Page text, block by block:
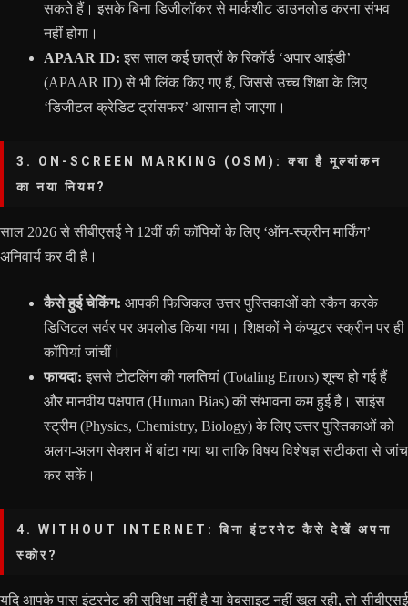
सकते हैं। इसके बिना डिजीलॉकर से मार्कशीट डाउनलोड करना संभव
नहीं होगा।
APAAR ID: इस साल कई छात्रों के रिकॉर्ड ‘अपार आईडी’
(APAAR ID) से भी लिंक किए गए हैं, जिससे उच्च शिक्षा के लिए
‘डिजीटल क्रेडिट ट्रांसफर’ आसान हो जाएगा।
3. ON-SCREEN MARKING (OSM): क्या है मूल्यांकन
का नया नियम?
साल 2026 से सीबीएसई ने 12वीं की कॉपियों के लिए ‘ऑन-स्क्रीन मार्किंग’
अनिवार्य कर दी है।
कैसे हुई चेकिंग: आपकी फिजिकल उत्तर पुस्तिकाओं को स्कैन करके
डिजिटल सर्वर पर अपलोड किया गया। शिक्षकों ने कंप्यूटर स्क्रीन पर ही
कॉपियां जांचीं।
फायदा: इससे टोटलिंग की गलतियां (Totaling Errors) शून्य हो गई हैं
और मानवीय पक्षपात (Human Bias) की संभावना कम हुई है। साइंस
स्ट्रीम (Physics, Chemistry, Biology) के लिए उत्तर पुस्तिकाओं को
अलग-अलग सेक्शन में बांटा गया था ताकि विषय विशेषज्ञ सटीकता से जांच
कर सकें।
4. WITHOUT INTERNET: बिना इंटरनेट कैसे देखें अपना
स्कोर?
यदि आपके पास इंटरनेट की सुविधा नहीं है या वेबसाइट नहीं खुल रही, तो सीबीएसई